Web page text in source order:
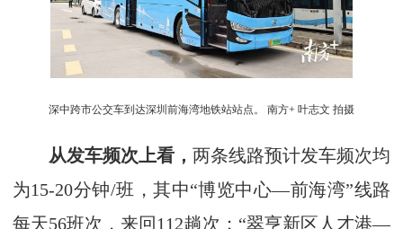
深中跨市公交车到达深圳前海湾地铁站站点。 南方+ 叶志文 拍摄
从发车频次上看， 两条线路预计发车频次均
为15-20分钟/班，其中“博览中心—前海湾”线路
每天56班次，来回112趟次；“翠亨新区人才港—